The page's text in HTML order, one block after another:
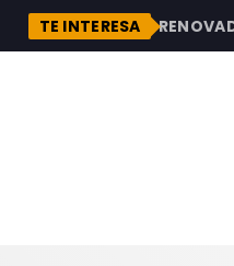
TE INTERESA
DESCUBRE LA